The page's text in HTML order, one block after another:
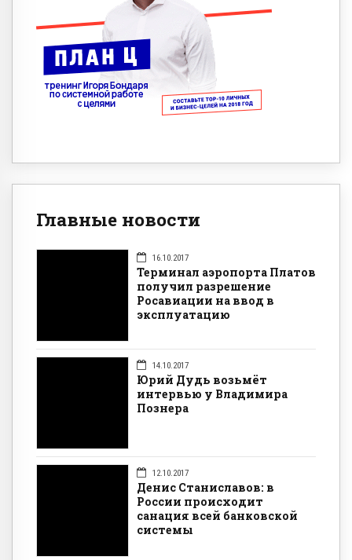
Главные новости
16.10.2017
Терминал аэропорта Платов
получил разрешение
Росавиации на ввод в
эксплуатацию
14.10.2017
Юрий Дудь возьмёт
интервью у Владимира
Познера
12.10.2017
Денис Станиславов: в
России происходит
санация всей банковской
системы